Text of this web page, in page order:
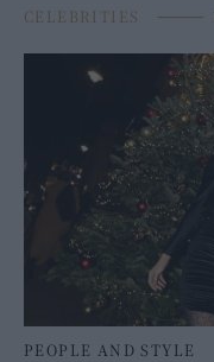
CELEBRITIES ⸻
PEOPLE AND STYLE